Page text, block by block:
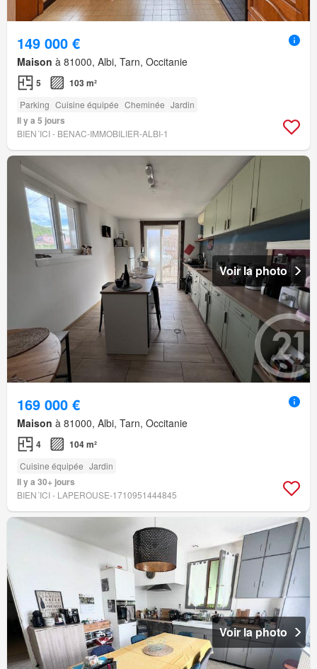
149 000 €
Maison à 81000, Albi, Tarn, Occitanie
5 103 m²
Parking Cuisine équipée Cheminée Jardin
Il y a 5 jours
BIEN´ICI - BENAC-IMMOBILIER-ALBI-1
Voir la photo
169 000 €
Maison à 81000, Albi, Tarn, Occitanie
4 104 m²
Cuisine équipée Jardin
Il y a 30+ jours
BIEN´ICI - LAPEROUSE-1710951444845
Voir la photo